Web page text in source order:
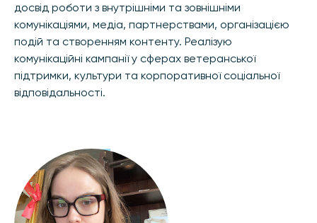
досвід роботи з внутрішніми та зовнішніми
комунікаціями, медіа, партнерствами, організацією
подій та створенням контенту. Реалізую
комунікаційні кампанії у сферах ветеранської
підтримки, культури та корпоративної соціальної
відповідальності.